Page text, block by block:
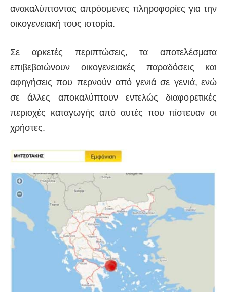
ανακαλύπτοντας απρόσμενες πληροφορίες για την
οικογενειακή τους ιστορία.
Σε αρκετές περιπτώσεις, τα αποτελέσματα
επιβεβαιώνουν οικογενειακές παραδόσεις και
αφηγήσεις που περνούν από γενιά σε γενιά, ενώ
σε άλλες αποκαλύπτουν εντελώς διαφορετικές
περιοχές καταγωγής από αυτές που πίστευαν οι
χρήστες.